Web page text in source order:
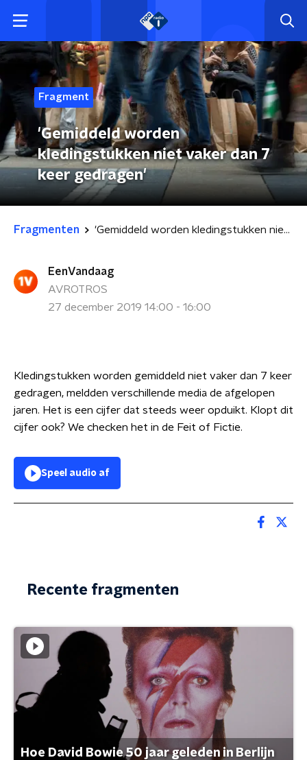
Fragment
'Gemiddeld worden
kledingstukken niet vaker dan 7
keer gedragen'
Fragmenten 'Gemiddeld worden kledingstukken niet vaker dan 7 keer gedragen'
EenVandaag
AVROTROS
27 december 2019 14:00 - 16:00
Kledingstukken worden gemiddeld niet vaker dan 7 keer
gedragen, meldden verschillende media de afgelopen
jaren. Het is een cijfer dat steeds weer opduikt. Klopt dit
cijfer ook? We checken het in de Feit of Fictie.
Speel audio af
Recente fragmenten
Hoe David Bowie 50 jaar geleden in Berlijn